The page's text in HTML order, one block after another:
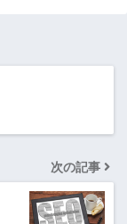
次の記事